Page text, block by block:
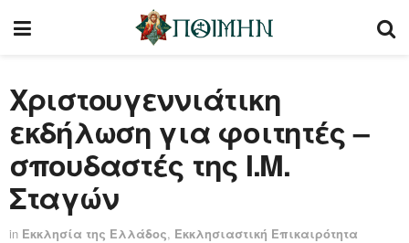
Χριστουγεννιάτικη
εκδήλωση για φοιτητές –
σπουδαστές της Ι.M.
Σταγών
in Εκκλησία της Ελλάδος, Εκκλησιαστική Επικαιρότητα